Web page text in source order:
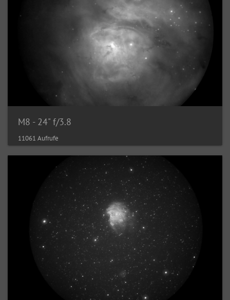
M8 - 24" f/3.8
11061 Aufrufe